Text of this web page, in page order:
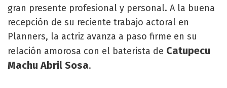
gran presente profesional y personal. A la buena
recepción de su reciente trabajo actoral en
Planners, la actriz avanza a paso firme en su
relación amorosa con el baterista de Catupecu
Machu Abril Sosa.